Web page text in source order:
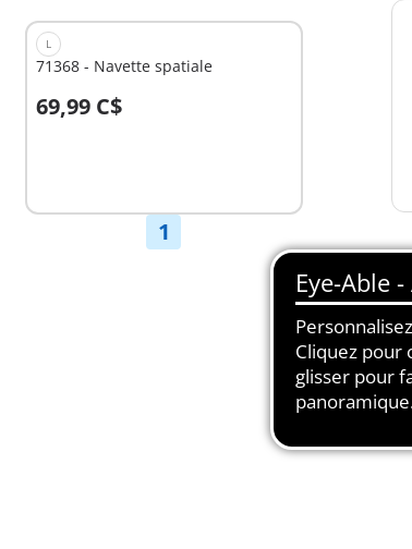
L
71368 - Navette spatiale
69,99 C$
Au panier
1